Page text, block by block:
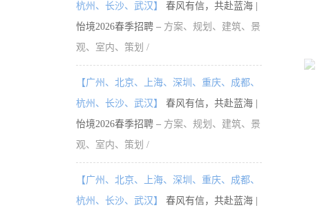
杭州、长沙、武汉】
春风有信，共赴蓝海 |
怡境2026春季招聘 – 方案、规划、建筑、景
观、室内、策划 /
【广州、北京、上海、深圳、重庆、成都、
杭州、长沙、武汉】
春风有信，共赴蓝海 |
怡境2026春季招聘 – 方案、规划、建筑、景
观、室内、策划 /
【广州、北京、上海、深圳、重庆、成都、
杭州、长沙、武汉】
春风有信，共赴蓝海 |